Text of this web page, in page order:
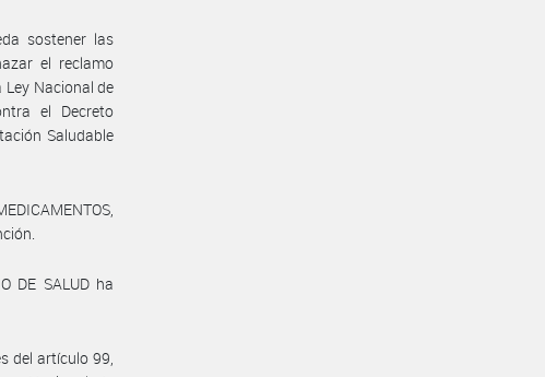
sostener las
el reclamo
Nacional de
el Decreto
Saludable
DE SALUD ha
del artículo 99,